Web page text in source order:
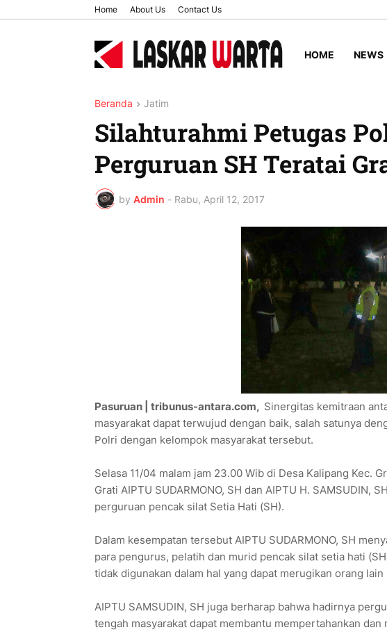
Home About Us Contact Us
HOME NEWS
Beranda Jatim
Silahturahmi Petugas
Perguruan SH Teratai
by Admin - Rabu, April 12, 2017
Pasuruan | tribunus-antara.com, Sinergitas kemitraan
masyarakat dapat terwujud dengan baik, salah satunya
Polri dengan kelompok masyarakat tersebut.
Selasa 11/04 malam jam 23.00 Wib di Desa Kalipang Kec.
Grati AIPTU SUDARMONO, SH dan AIPTU H. SAMSUDIN,
perguruan pencak silat Setia Hati (SH).
Dalam kesempatan tersebut AIPTU SUDARMONO, SH
para pengurus, pelatih dan murid pencak silat setia hati
tidak digunakan dalam hal yang dapat merugikan orang lain
AIPTU SAMSUDIN, SH juga berharap bahwa hadirnya
tengah masyarakat dapat membantu mempertahankan